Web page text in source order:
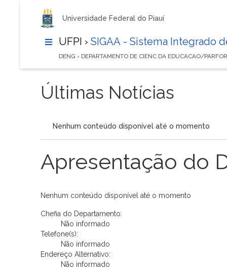
Universidade Federal do Piauí
UFPI › SIGAA - Sistema Integrado
DENG › DEPARTAMENTO DE CIENC DA EDUCACAO/
Últimas Notícias
Nenhum conteúdo disponível até o momento
Apresentação do
Nenhum conteúdo disponível até o momento
Chefia do Departamento:
Não informado
Telefone(s):
Não informado
Endereço Alternativo:
Não informado